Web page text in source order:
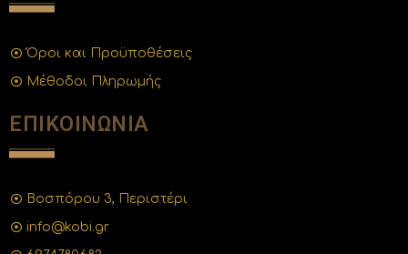
Όροι και Προϋποθέσεις
Μέθοδοι Πληρωμής
ΕΠΙΚΟΙΝΩΝΙΑ
Βοσπόρου 3, Περιστέρι
info@kobi.gr